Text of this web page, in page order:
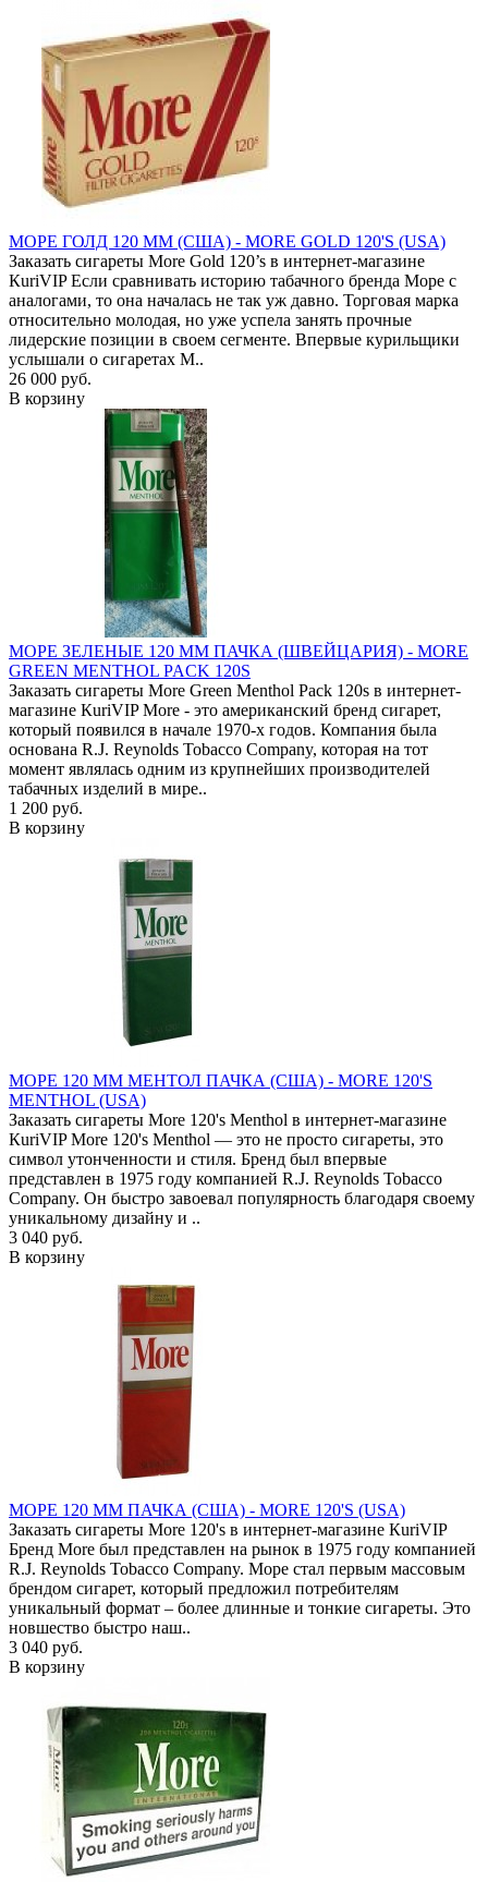
МОРЕ ГОЛД 120 ММ (США) - MORE GOLD 120'S (USA)
Заказать сигареты More Gold 120’s в интернет-магазине
КuriVIP Если сравнивать историю табачного бренда Море с
аналогами, то она началась не так уж давно. Торговая марка
относительно молодая, но уже успела занять прочные
лидерские позиции в своем сегменте. Впервые курильщики
услышали о сигаретах M..
26 000 руб.
В корзину
МОРЕ ЗЕЛЕНЫЕ 120 ММ ПАЧКА (ШВЕЙЦАРИЯ) - MORE
GREEN MENTHOL PACK 120S
Заказать сигареты More Green Menthol Pack 120s в интернет-
магазине КuriVIP More - это американский бренд сигарет,
который появился в начале 1970-х годов. Компания была
основана R.J. Reynolds Tobacco Company, которая на тот
момент являлась одним из крупнейших производителей
табачных изделий в мире..
1 200 руб.
В корзину
МОРЕ 120 ММ МЕНТОЛ ПАЧКА (США) - MORE 120'S
MENTHOL (USA)
Заказать сигареты More 120's Menthol в интернет-магазине
КuriVIP More 120's Menthol — это не просто сигареты, это
символ утонченности и стиля. Бренд был впервые
представлен в 1975 году компанией R.J. Reynolds Tobacco
Company. Он быстро завоевал популярность благодаря своему
уникальному дизайну и ..
3 040 руб.
В корзину
МОРЕ 120 ММ ПАЧКА (США) - MORE 120'S (USA)
Заказать сигареты More 120's в интернет-магазине КuriVIP
Бренд More был представлен на рынок в 1975 году компанией
R.J. Reynolds Tobacco Company. Море стал первым массовым
брендом сигарет, который предложил потребителям
уникальный формат – более длинные и тонкие сигареты. Это
новшество быстро наш..
3 040 руб.
В корзину